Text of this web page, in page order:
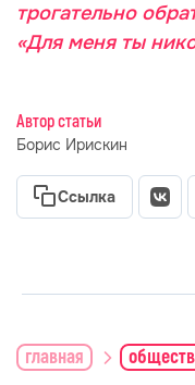
трогательно
«Для меня ты
Автор статьи
Борис Ирискин
Ссылка
главная